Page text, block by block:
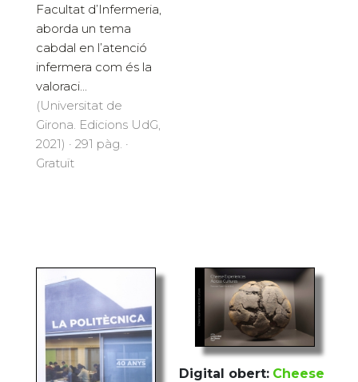
Facultat d’Infermeria,
aborda un tema
cabdal en l’atenció
infermera com és la
valoraci...
(Universitat de
Girona. Edicions UdG,
2021) · 291 pàg. ·
Gratuït
Digital obert: Cheese